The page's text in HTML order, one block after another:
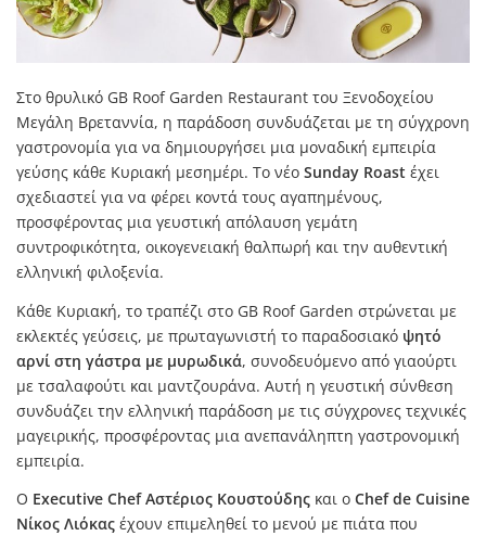
Στο θρυλικό GB Roof Garden Restaurant του Ξενοδοχείου
Μεγάλη Βρεταννία, η παράδοση συνδυάζεται με τη σύγχρονη
γαστρονομία για να δημιουργήσει μια μοναδική εμπειρία
γεύσης κάθε Κυριακή μεσημέρι. Το νέο Sunday Roast έχει
σχεδιαστεί για να φέρει κοντά τους αγαπημένους,
προσφέροντας μια γευστική απόλαυση γεμάτη
συντροφικότητα, οικογενειακή θαλπωρή και την αυθεντική
ελληνική φιλοξενία.
Κάθε Κυριακή, το τραπέζι στο GB Roof Garden στρώνεται με
εκλεκτές γεύσεις, με πρωταγωνιστή το παραδοσιακό ψητό
αρνί στη γάστρα με μυρωδικά, συνοδευόμενο από γιαούρτι
με τσαλαφούτι και μαντζουράνα. Αυτή η γευστική σύνθεση
συνδυάζει την ελληνική παράδοση με τις σύγχρονες τεχνικές
μαγειρικής, προσφέροντας μια ανεπανάληπτη γαστρονομική
εμπειρία.
Ο Executive Chef Αστέριος Κουστούδης και ο Chef de Cuisine
Νίκος Λιόκας έχουν επιμεληθεί το μενού με πιάτα που